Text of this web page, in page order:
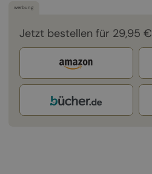
werbung
Jetzt bestellen für 29,95 €